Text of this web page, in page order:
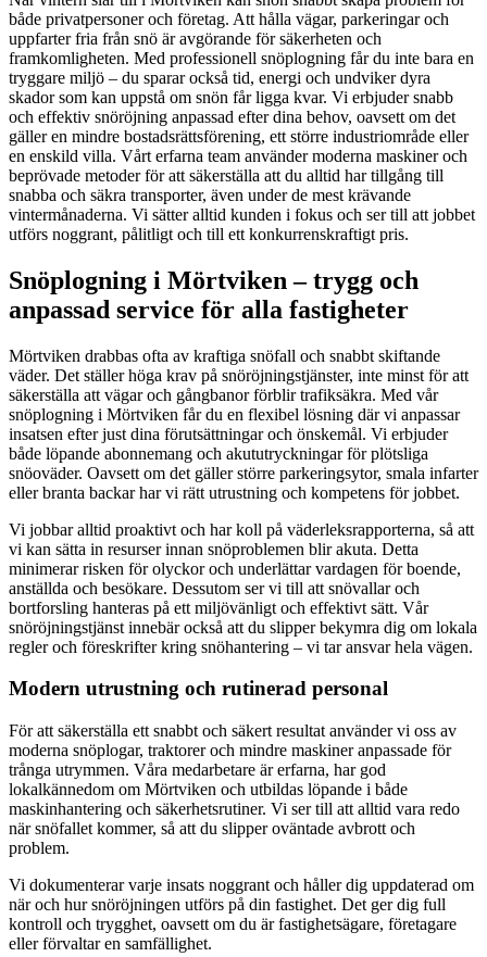
både privatpersoner och företag. Att hålla vägar, parkeringar och
uppfarter fria från snö är avgörande för säkerheten och
framkomligheten. Med professionell snöplogning får du inte bara en
tryggare miljö – du sparar också tid, energi och undviker dyra
skador som kan uppstå om snön får ligga kvar. Vi erbjuder snabb
och effektiv snöröjning anpassad efter dina behov, oavsett om det
gäller en mindre bostadsrättsförening, ett större industriområde eller
en enskild villa. Vårt erfarna team använder moderna maskiner och
beprövade metoder för att säkerställa att du alltid har tillgång till
snabba och säkra transporter, även under de mest krävande
vintermånaderna. Vi sätter alltid kunden i fokus och ser till att jobbet
utförs noggrant, pålitligt och till ett konkurrenskraftigt pris.
Snöplogning i Mörtviken – trygg och
anpassad service för alla fastigheter
Mörtviken drabbas ofta av kraftiga snöfall och snabbt skiftande
väder. Det ställer höga krav på snöröjningstjänster, inte minst för att
säkerställa att vägar och gångbanor förblir trafiksäkra. Med vår
snöplogning i Mörtviken får du en flexibel lösning där vi anpassar
insatsen efter just dina förutsättningar och önskemål. Vi erbjuder
både löpande abonnemang och akututryckningar för plötsliga
snöoväder. Oavsett om det gäller större parkeringsytor, smala infarter
eller branta backar har vi rätt utrustning och kompetens för jobbet.
Vi jobbar alltid proaktivt och har koll på väderleksrapporterna, så att
vi kan sätta in resurser innan snöproblemen blir akuta. Detta
minimerar risken för olyckor och underlättar vardagen för boende,
anställda och besökare. Dessutom ser vi till att snövallar och
bortforsling hanteras på ett miljövänligt och effektivt sätt. Vår
snöröjningstjänst innebär också att du slipper bekymra dig om lokala
regler och föreskrifter kring snöhantering – vi tar ansvar hela vägen.
Modern utrustning och rutinerad personal
För att säkerställa ett snabbt och säkert resultat använder vi oss av
moderna snöplogar, traktorer och mindre maskiner anpassade för
trånga utrymmen. Våra medarbetare är erfarna, har god
lokalkännedom om Mörtviken och utbildas löpande i både
maskinhantering och säkerhetsrutiner. Vi ser till att alltid vara redo
när snöfallet kommer, så att du slipper oväntade avbrott och
problem.
Vi dokumenterar varje insats noggrant och håller dig uppdaterad om
när och hur snöröjningen utförs på din fastighet. Det ger dig full
kontroll och trygghet, oavsett om du är fastighetsägare, företagare
eller förvaltar en samfällighet.